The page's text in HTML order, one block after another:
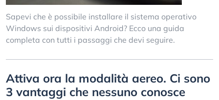
Sapevi che è possibile installare il sistema operativo
Windows sui dispositivi Android? Ecco una guida
completa con tutti i passaggi che devi seguire.
Attiva ora la modalità aereo. Ci sono
3 vantaggi che nessuno conosce